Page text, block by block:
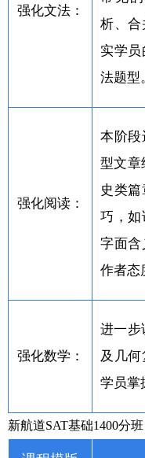
强化文法：
析、合
实学
法题型
强化阅读：
本阶段
型文章
史类
巧，如
字面含
作者态
强化数学：
进一步
及几
学员掌
新航道SAT基础1400分